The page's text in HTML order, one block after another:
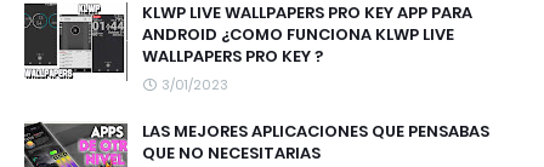
KLWP LIVE WALLPAPERS PRO KEY APP PARA
ANDROID ¿COMO FUNCIONA KLWP LIVE
WALLPAPERS PRO KEY ?
3/01/2023
LAS MEJORES APLICACIONES QUE PENSABAS
QUE NO NECESITARIAS